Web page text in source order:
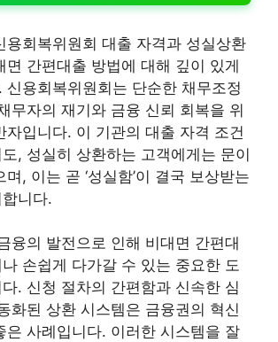
용회복위원회 대출 자격과 성실상환
면 간편대출 방법에 대해 깊이 있게
신용회복위원회는 단순한 채무조정
무자의 재기와 금융 신뢰 회복을 위
자입니다. 이 기관의 대출 자격 조건
, 성실히 상환하는 고객에게는 문이
, 이는 곧 ‘성실함’이 결국 보상받는
니다.
융의 발전으로 인해 비대면 간편대
손쉽게 다가갈 수 있는 중요한 도
. 신청 절차의 간편함과 신속한 심
화된 상환 시스템은 금융권의 혁신
은 사례입니다. 이러한 시스템을 잘